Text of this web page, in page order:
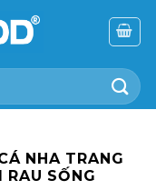
NHA TRANG
SỐNG